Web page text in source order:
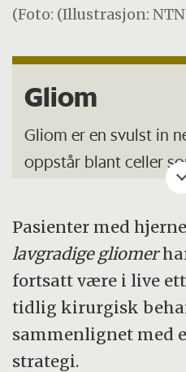
(Foto: (Illustrasjon:
Gliom
Gliom er en svulst in
oppstår blant celler
nervesystemets
Disse ligner veldig på
som gjør det
operasjon.
Hjernekirurger er
moderne teknologi for
Pasienter med
lavgradige gliomer
fortsatt være i live
tidlig kirurgisk
sammenlignet med
strategi.